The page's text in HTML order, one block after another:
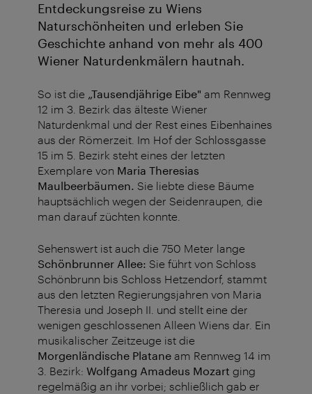
Entdeckungsreise zu Wiens
Naturschönheiten und erleben Sie
Geschichte anhand von mehr als 400
Wiener Naturdenkmälern hautnah.
So ist die „Tausendjährige Eibe" am Rennweg
12 im 3. Bezirk das älteste Wiener
Naturdenkmal und der Rest eines Eibenhaines
aus der Römerzeit. Im Hof der Schlossgasse
15 im 5. Bezirk steht eines der letzten
Exemplare von Maria Theresias
Maulbeerbäumen. Sie liebte diese Bäume
hauptsächlich wegen der Seidenraupen, die
man darauf züchten konnte.
Sehenswert ist auch die 750 Meter lange
Schönbrunner Allee: Sie führt von Schloss
Schönbrunn bis Schloss Hetzendorf, stammt
aus den letzten Regierungsjahren von Maria
Theresia und Joseph II. und stellt eine der
wenigen geschlossenen Alleen Wiens dar. Ein
musikalischer Zeitzeuge ist die
Morgenländische Platane am Rennweg 14 im
3. Bezirk: Wolfgang Amadeus Mozart ging
regelmäßig an ihr vorbei; schließlich gab er